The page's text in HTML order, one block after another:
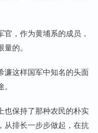
，作为黄埔系的成员，
的。
濂这样国军中知名的头面
也保持了那种农民的朴实
从排长一步步做起，在抗